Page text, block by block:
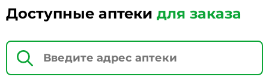
Доступные аптеки для заказа